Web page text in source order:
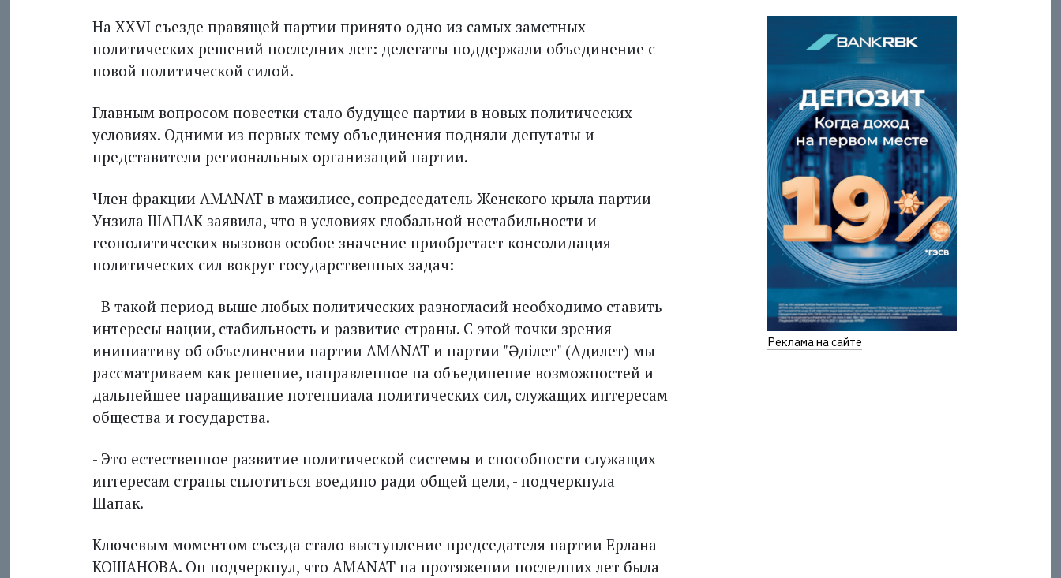
На XXVI съезде правящей партии принято одно из самых заметных
политических решений последних лет: делегаты поддержали объединение с
новой политической силой.
Главным вопросом повестки стало будущее партии в новых политических
условиях. Одними из первых тему объединения подняли депутаты и
представители региональных организаций партии.
Член фракции AMANAT в мажилисе, сопредседатель Женского крыла партии
Унзила ШАПАК заявила, что в условиях глобальной нестабильности и
геополитических вызовов особое значение приобретает консолидация
политических сил вокруг государственных задач:
- В такой период выше любых политических разногласий необходимо ставить
интересы нации, стабильность и развитие страны. С этой точки зрения
инициативу об объединении партии AMANAT и партии "Әділет" (Адилет) мы
рассматриваем как решение, направленное на объединение возможностей и
дальнейшее наращивание потенциала политических сил, служащих интересам
общества и государства.
- Это естественное развитие политической системы и способности служащих
интересам страны сплотиться воедино ради общей цели, - подчеркнула
Шапак.
Ключевым моментом съезда стало выступление председателя партии Ерлана
КОШАНОВА. Он подчеркнул, что AMANAT на протяжении последних лет была
Реклама на сайте